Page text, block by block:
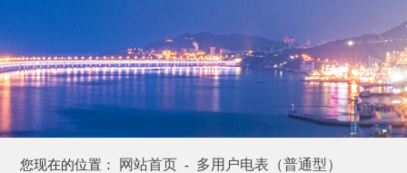
您现在的位置： 网站首页 - 多用户电表（普通型）